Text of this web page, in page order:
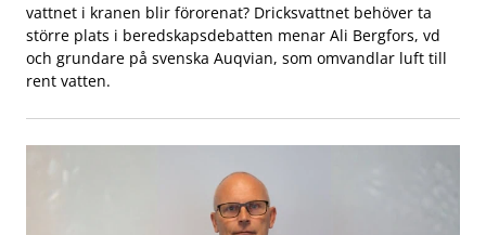
vattnet i kranen blir förorenat? Dricksvattnet behöver ta
större plats i beredskapsdebatten menar Ali Bergfors, vd
och grundare på svenska Auqvian, som omvandlar luft till
rent vatten.